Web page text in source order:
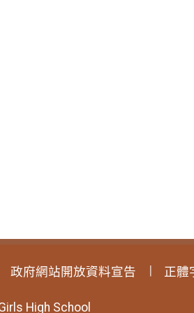
政府網站開放資料宣告 正體
High School